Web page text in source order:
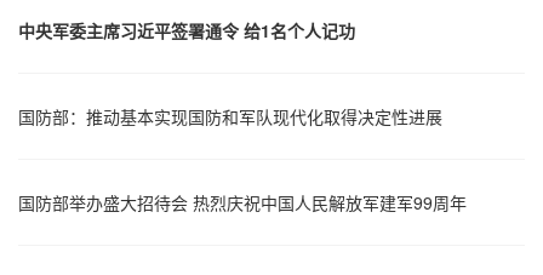
中央军委主席习近平签署通令 给1名个人记功
国防部：推动基本实现国防和军队现代化取得决定性进展
国防部举办盛大招待会 热烈庆祝中国人民解放军建军99周年